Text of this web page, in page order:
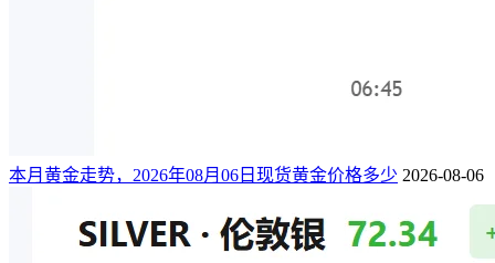
本月黄金走势，2026年08月06日现货黄金价格多少 2026-08-06